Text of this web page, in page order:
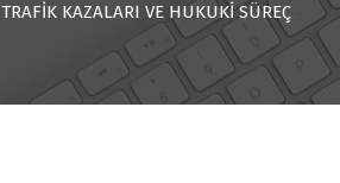
TRAFİK KAZALARI VE HUKUKİ SÜREÇ